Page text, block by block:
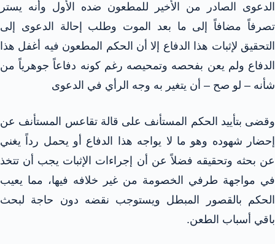
الدعوى الصادر من الأخير للمطعون ضده الأول وأنه يستر
تصرفاً مضافاً إلى ما بعد الموت وطلب إحالة الدعوى إلى
التحقيق لإثبات هذا الدفاع إلا أن الحكم المطعون فيه أغفل هذا
الدفاع ولم يعن بفحصه وتمحيصه رغم كونه دفاعاً جوهرياً من
شأنه – لو صح – أن يتغير به وجه الرأي في الدعوى
وقضى بتأييد الحكم المستأنف على قالة تقاعس المستأنف عن
إحضار شهوده وهو ما لا يواجه هذا الدفاع أو يحمل رداً يغني
عن بحثه وتحقيقه فضلاً عن أن إجراءات الإثبات يجب أن تتخذ
في مواجهة طرفي الخصومة من غير خلافه فيها، مما يعيب
الحكم بالقصور المبطل ويستوجب نقضه دون حاجة لبحث
باقي أسباب الطعن.